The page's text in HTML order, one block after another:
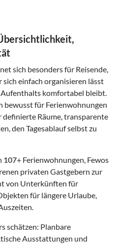
sich besonders für Reisende,
sich einfach organisieren lässt
komfortabel bleibt.
bewusst für Ferienwohnungen
definierte Räume, transparente
den Tagesablauf selbst zu
107+ Ferienwohnungen, Fewos
privaten Gastgebern zur
von Unterkünften für
für längere Urlaube,
schätzen: Planbare
Ausstattungen und